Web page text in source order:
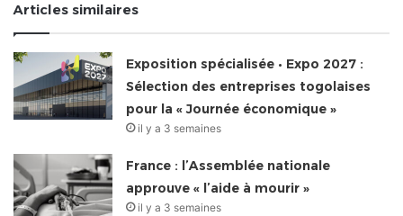
Articles similaires
Exposition spécialisée • Expo 2027 :
Sélection des entreprises togolaises
pour la « Journée économique »
il y a 3 semaines
France : l’Assemblée nationale
approuve « l’aide à mourir »
il y a 3 semaines